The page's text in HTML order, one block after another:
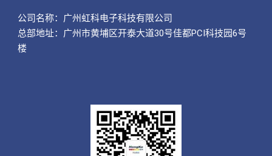
公司名称： 广州虹科电子科技有限公司
总部地址：广州市黄埔区开泰大道30号佳都PCI科技园6号
楼